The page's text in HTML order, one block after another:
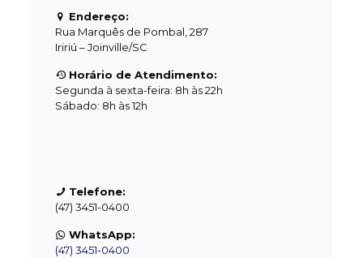
Endereço:
Rua Marquês de Pombal, 287
Iririú – Joinville/SC
Horário de Atendimento:
Segunda à sexta-feira: 8h às 22h
Sábado: 8h às 12h
Telefone:
(47) 3451-0400
WhatsApp:
(47) 3451-0400